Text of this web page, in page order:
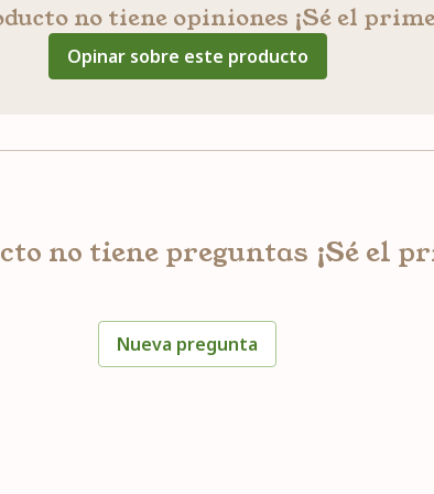
no tiene opiniones ¡Sé el
Opinar sobre este producto
no tiene preguntas ¡Sé el
Nueva pregunta